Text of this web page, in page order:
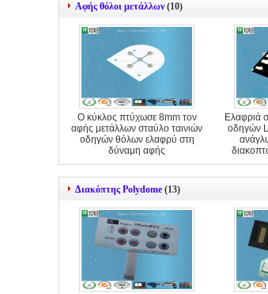
Αφής θόλοι μετάλλων (10)
Ο κύκλος πτύχωσε 8mm τον
αφής μετάλλων σταύλο ταινιών
οδηγών θόλων ελαφρύ στη
δύναμη αφής
Ελαφριά
οδηγών
Διακόπτης Polydome (13)